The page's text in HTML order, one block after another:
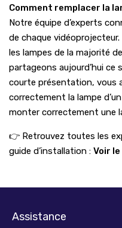
Comment remplacer la
Notre équipe d’experts
de chaque
les lampes de la majorité
partageons aujourd’hui ce
courte présentation, vous
correctement la lampe
monter correctement une
👉 Retrouvez toutes les
guide d’installation : Voir
Assistance